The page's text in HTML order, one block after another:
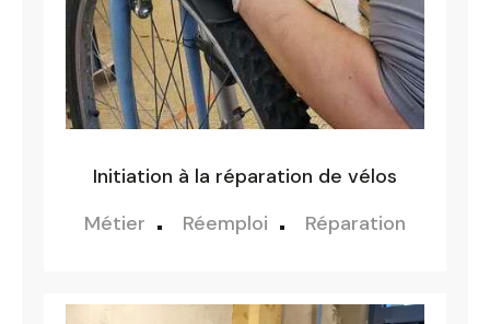
Initiation à la réparation de vélos
Métier
Réemploi Réparation